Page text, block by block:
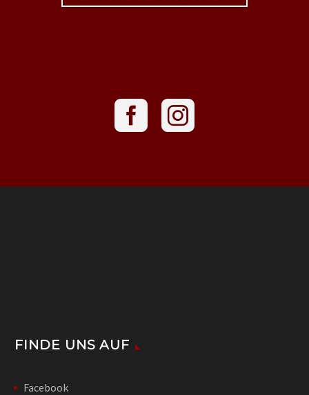
FINDE UNS AUF
Facebook